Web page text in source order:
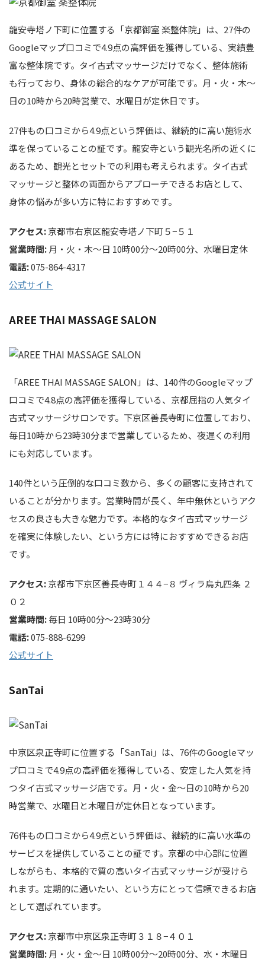
龍安寺塔ノ下町に位置する「京都御室 楽整体院」は、27件の
Googleマップ口コミで4.9点の高評価を獲得している、実績豊
富な整体院です。タイ古式マッサージだけでなく、整体施術
も行っており、身体の総合的なケアが可能です。月・火・木～
日の10時から20時営業で、水曜日が定休日です。
27件もの口コミから4.9点という評価は、継続的に高い施術水
準を保っていることの証です。龍安寺という観光名所の近くに
あるため、観光とセットでの利用も考えられます。タイ古式
マッサージと整体の両面からアプローチできるお店として、
身体の悩みが多い方に特におすすめです。
アクセス:京都市右京区龍安寺塔ノ下町５−５１
営業時間: 月・火・木～日 10時00分～20時00分、水曜日定休
電話:075-864-4317
公式サイト
AREE THAI MASSAGE SALON
「AREE THAI MASSAGE SALON」は、140件のGoogleマップ
口コミで4.8点の高評価を獲得している、京都屈指の人気タイ
古式マッサージサロンです。下京区善長寺町に位置しており、
毎日10時から23時30分まで営業しているため、夜遅くの利用
にも対応しています。
140件という圧倒的な口コミ数から、多くの顧客に支持されて
いることが分かります。営業時間が長く、年中無休というアク
セスの良さも大きな魅力です。本格的なタイ古式マッサージ
を確実に体験したい、という方には特におすすめできるお店
です。
アクセス:京都市下京区善長寺町１４４−８ ヴィラ烏丸四条 ２
０２
営業時間:毎日 10時00分～23時30分
電話:075-888-6299
公式サイト
SanTai
中京区泉正寺町に位置する「SanTai」は、76件のGoogleマッ
プ口コミで4.9点の高評価を獲得している、安定した人気を持
つタイ古式マッサージ店です。月・火・金～日の10時から20
時営業で、水曜日と木曜日が定休日となっています。
76件もの口コミから4.9点という評価は、継続的に高い水準の
サービスを提供していることの証です。京都の中心部に位置
しながらも、本格的で質の高いタイ古式マッサージが受けら
れます。定期的に通いたい、という方にとって信頼できるお店
として選ばれています。
アクセス:京都市中京区泉正寺町３１８−４０１
営業時間: 月・火・金～日 10時00分～20時00分、水・木曜日